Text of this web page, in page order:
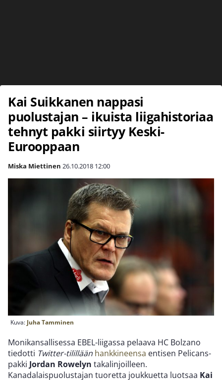
Kai Suikkanen nappasi
puolustajan – ikuista liigahistoriaa
tehnyt pakki siirtyy Keski-
Eurooppaan
Miska Miettinen 26.10.2018 12:00
Kuva: Juha Tamminen
Monikansallisessa EBEL-liigassa pelaava HC Bolzano
tiedotti Twitter-tilillään hankkineensa entisen Pelicans-
pakki Jordan Rowelyn takalinjoilleen.
Kanadalaispuolustajan tuoretta joukkuetta luotsaa Kai